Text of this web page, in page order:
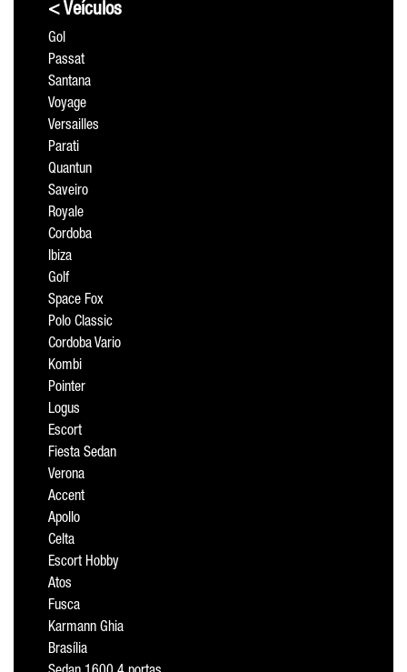
< Veículos
Gol
Passat
Santana
Voyage
Versailles
Parati
Quantun
Saveiro
Royale
Cordoba
Ibiza
Golf
Space Fox
Polo Classic
Cordoba Vario
Kombi
Pointer
Logus
Escort
Fiesta Sedan
Verona
Accent
Apollo
Celta
Escort Hobby
Atos
Fusca
Karmann Ghia
Brasília